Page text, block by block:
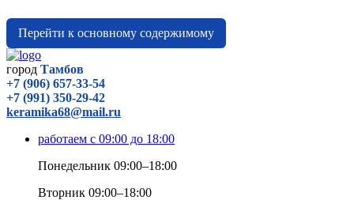
Перейти к основному содержимому
город Тамбов
+7 (906) 657-33-54
+7 (991) 350-29-42
keramika68@mail.ru
работаем с 09:00 до 18:00
Понедельник 09:00–18:00
Вторник 09:00–18:00